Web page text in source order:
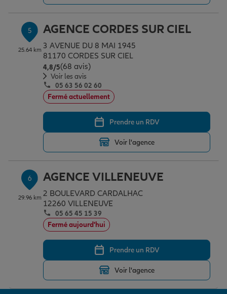
5
25.64 km
AGENCE CORDES SUR CIEL
3 AVENUE DU 8 MAI 1945
81170 CORDES SUR CIEL
4,8/5Note de 4.8 sur 5
(68 avis)
Voir les avis
05 63 56 02 60
Fermé actuellement
Prendre un RDV
Voir l'agence
6
29.96 km
AGENCE VILLENEUVE
2 BOULEVARD CARDALHAC
12260 VILLENEUVE
05 65 45 15 39
Fermé aujourd'hui
Prendre un RDV
Voir l'agence